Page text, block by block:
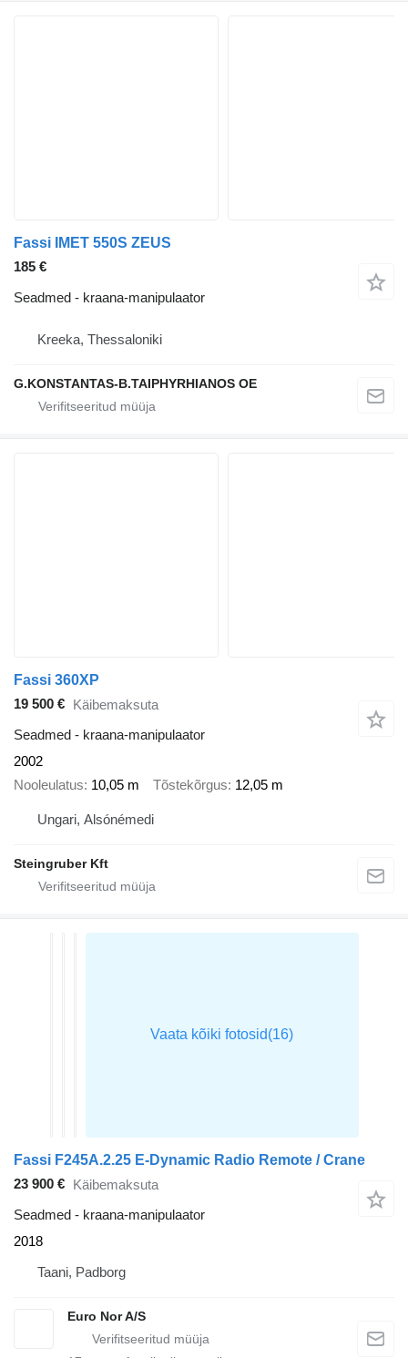
Fassi IMET 550S ZEUS
185 €
Seadmed - kraana-manipulaator
Kreeka, Thessaloniki
G.KONSTANTAS-B.TAIPHYRHIANOS OE
Fassi 360XP
19 500 € Käibemaksuta
Seadmed - kraana-manipulaator
2002
Nooleulatus 10,05 m Tõstekõrgus 12,05 m
Ungari, Alsónémedi
Steingruber Kft
Fassi F245A.2.25 E-Dynamic Radio Remote / Crane
23 900 € Käibemaksuta
Seadmed - kraana-manipulaator
2018
Taani, Padborg
Euro Nor A/S